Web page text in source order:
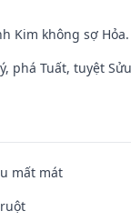
Kim không sợ Hỏa.
phá Tuất, tuyệt
mất mát